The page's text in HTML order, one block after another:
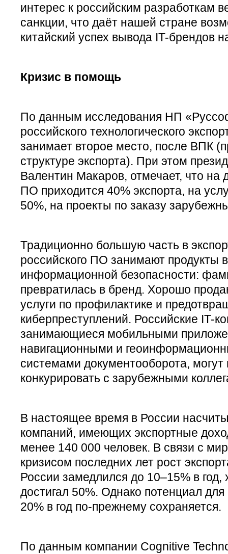
интерес к российским разработкам
санкции, что даёт нашей стране
китайский успех вывода IT-брендов
Кризис в помощь
По данным исследования НП
российского технологического
занимает второе место, после ВПК
структуре экспорта). При этом
Валентин Макаров, отмечает, что на
ПО приходится 40% экспорта, на
50%, на проекты по заказу
Традиционно большую часть в
российского ПО занимают продукты
информационной безопасности:
превратилась в бренд. Хорошо
услуги по профилактике и
киберпреступлений. Российские IT-
занимающиеся мобильными
навигационными и
системами документооборота,
конкурировать с зарубежными
В настоящее время в России
компаний, имеющих экспортные
менее 140 000 человек. В связи с
кризисом последних лет рост
России замедлился до 10–15% в год,
достигал 50%. Однако потенциал
20% в год по-прежнему сохраняется.
По данным компании Cognitive